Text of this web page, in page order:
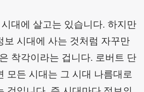
대에 살고는 있습니다. 하지만
보 시대에 사는 것처럼 자꾸만
착각이라는 겁니다. 로버트 단
모든 시대는 그 시대 나름대로